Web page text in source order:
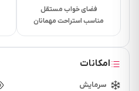
فاصله تا رستوران 15 دقیقه
فاصله تا بیمارستان 15 دقیقه
فاصله تا کافی شاپ 10 دقیقه
فاصله تا پاساژ 15 دقیقه
فاصله تا جنگل 20 دقیقه
فاصله دریا 10 دقیقه
فضای خواب مستقل
مناسب استراحت مهمانان
امکانات
سرمایش